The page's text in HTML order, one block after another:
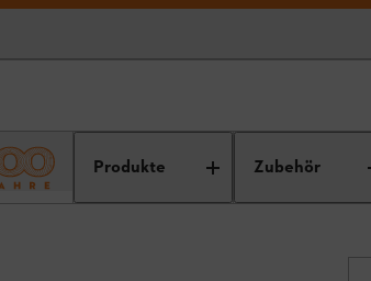
Produkte Zubehör